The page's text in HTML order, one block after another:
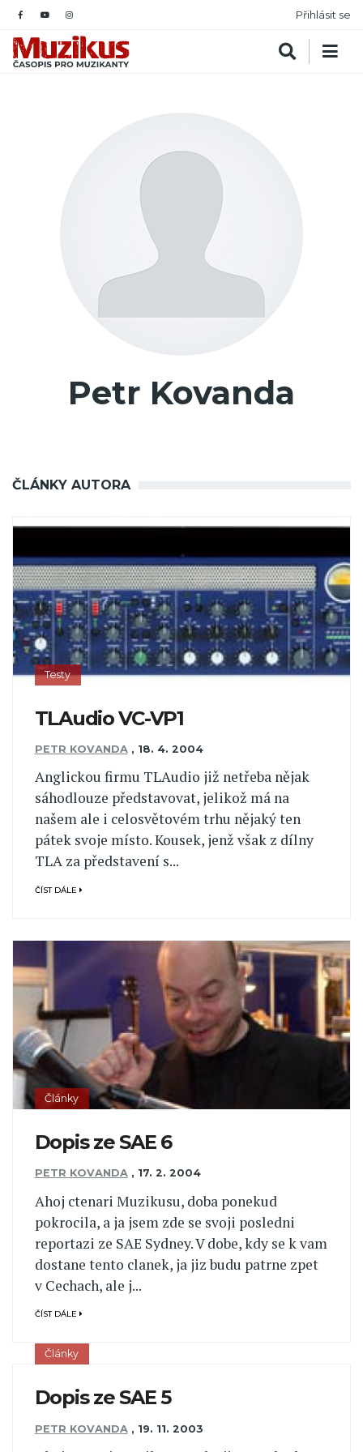
Přihlásit se
Petr Kovanda
ČLÁNKY AUTORA
Testy
TLAudio VC-VP1
PETR KOVANDA , 18. 4. 2004
Anglickou firmu TLAudio již netřeba nějak
sáhodlouze představovat, jelikož má na
našem ale i celosvětovém trhu nějaký ten
pátek svoje místo. Kousek, jenž však z dílny
TLA za představení s...
ČÍST DÁLE
Články
Dopis ze SAE 6
PETR KOVANDA , 17. 2. 2004
Ahoj ctenari Muzikusu, doba ponekud
pokrocila, a ja jsem zde se svoji posledni
reportazi ze SAE Sydney. V dobe, kdy se k vam
dostane tento clanek, ja jiz budu patrne zpet
v Cechach, ale j...
ČÍST DÁLE
Články
Dopis ze SAE 5
PETR KOVANDA , 19. 11. 2003